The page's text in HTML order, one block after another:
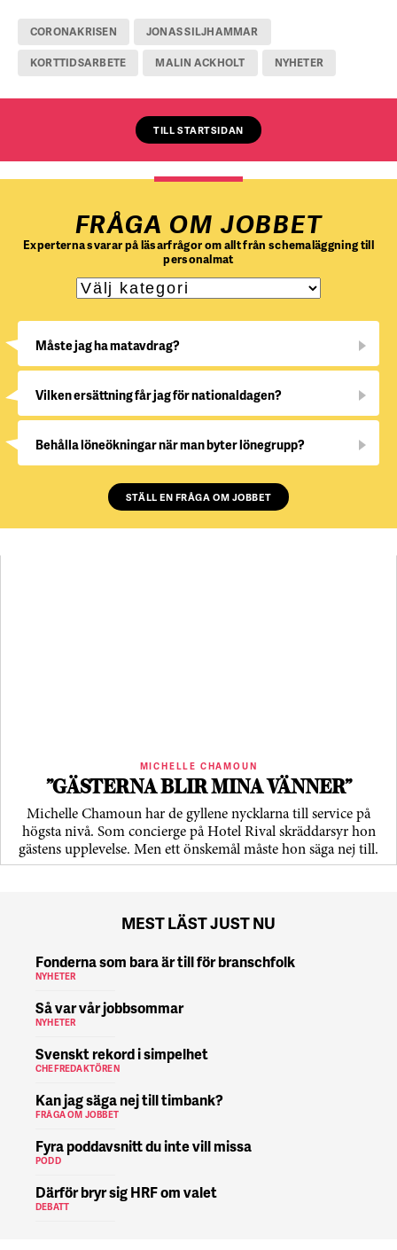
CORONAKRISEN JONAS SILJHAMMAR
KORTTIDSARBETE MALIN ACKHOLT NYHETER
TILL STARTSIDAN
FRÅGA OM JOBBET
Experterna svarar på läsarfrågor om allt från schemaläggning till
personalmat
Måste jag ha matavdrag?
Vilken ersättning får jag för nationaldagen?
Behålla löneökningar när man byter lönegrupp?
STÄLL EN FRÅGA OM JOBBET
MICHELLE CHAMOUN
”GÄSTERNA BLIR MINA VÄNNER”
Michelle Chamoun har de gyllene nycklarna till service på
högsta nivå. Som concierge på Hotel Rival skräddarsyr hon
gästens upp­levelse. Men ett önskemål måste hon säga nej till.
MEST LÄST JUST NU
Fonderna som bara är till för branschfolk
NYHETER
Så var vår jobbsommar
NYHETER
Svenskt rekord i simpelhet
CHEFREDAKTÖREN
Kan jag säga nej till timbank?
FRÅGA OM JOBBET
Fyra poddavsnitt du inte vill missa
PODD
Därför bryr sig HRF om valet
DEBATT